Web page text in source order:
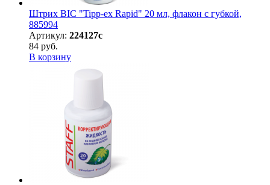
Штрих BIC "Tipp-ex Rapid" 20 мл, флакон с губкой,
885994
Артикул: 224127с
84 руб.
В корзину